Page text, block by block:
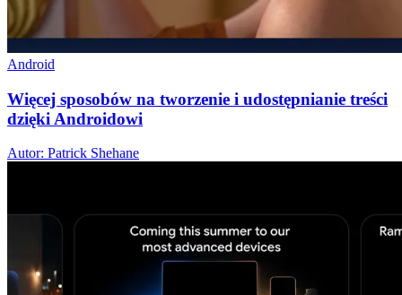
Android
Więcej sposobów na tworzenie i udostępnianie treści
dzięki Androidowi
Autor: Patrick Shehane